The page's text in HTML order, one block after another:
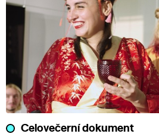
Celovečerní dokument